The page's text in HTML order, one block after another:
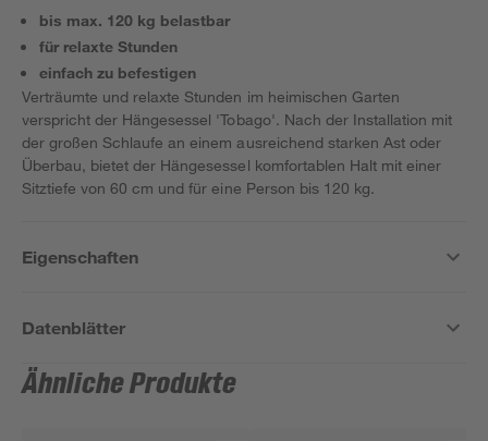
bis max. 120 kg belastbar
für relaxte Stunden
einfach zu befestigen
Verträumte und relaxte Stunden im heimischen Garten
verspricht der Hängesessel 'Tobago'. Nach der Installation mit
der großen Schlaufe an einem ausreichend starken Ast oder
Überbau, bietet der Hängesessel komfortablen Halt mit einer
Sitztiefe von 60 cm und für eine Person bis 120 kg.
Eigenschaften
Datenblätter
Ähnliche Produkte